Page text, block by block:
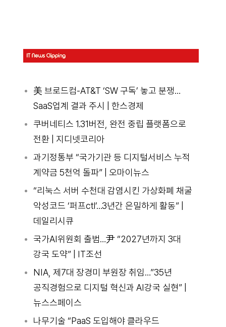
美 브로드컴-AT&T ‘SW 구독’ 놓고 분쟁…
SaaS업계 결과 주시 | 한스경제
쿠버네티스 1.31버전, 완전 중립 플랫폼으로
전환 | 지디넷코리아
과기정통부 “국가기관 등 디지털서비스 누적
계약금 5천억 돌파” | 오마이뉴스
“리눅스 서버 수천대 감염시킨 가상화폐 채굴
악성코드 ‘퍼프ctl’…3년간 은밀하게 활동” |
데일리시큐
국가AI위원회 출범…尹 “2027년까지 3대
강국 도약” | IT조선
NIA, 제7대 장경미 부원장 취임…”35년
공직경험으로 디지털 혁신과 AI강국 실현” |
뉴스스페이스
나무기술 “PaaS 도입해야 클라우드